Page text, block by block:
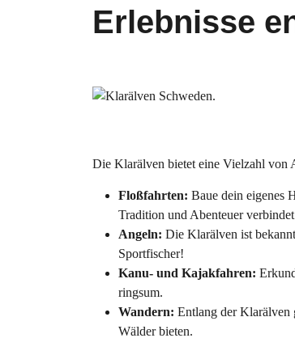
Erlebnisse
Die Klarälven bietet eine Vielzahl von
Floßfahrten: Baue dein eigenes
Tradition und Abenteuer
Angeln: Die Klarälven ist
Sportfischer!
Kanu- und Kajakfahren:
ringsum.
Wandern: Entlang der Klarälven
Wälder bieten.